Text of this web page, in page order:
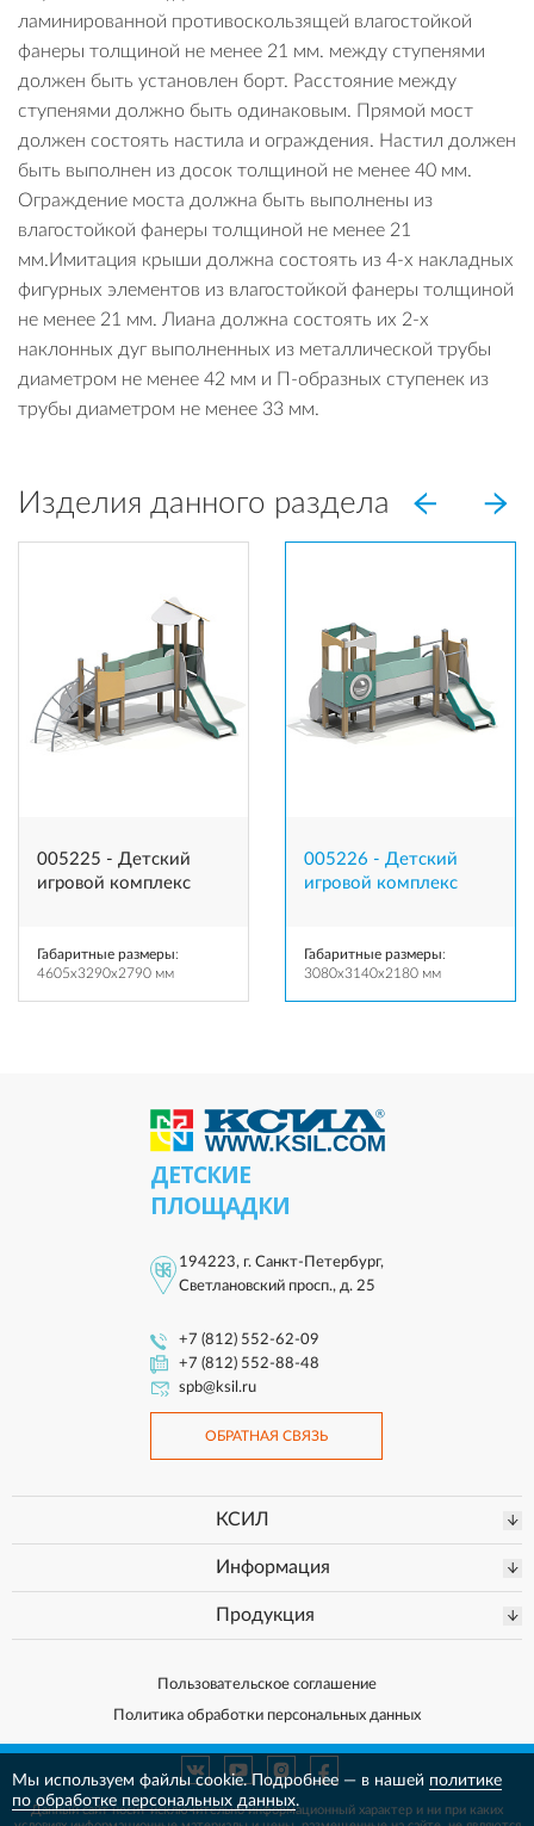
ламинированной противоскользящей влагостойкой
фанеры толщиной не менее 21 мм. между ступенями
должен быть установлен борт. Расстояние между
ступенями должно быть одинаковым. Прямой мост
должен состоять настила и ограждения. Настил должен
быть выполнен из досок толщиной не менее 40 мм.
Ограждение моста должна быть выполнены из
влагостойкой фанеры толщиной не менее 21
мм.Имитация крыши должна состоять из 4-х накладных
фигурных элементов из влагостойкой фанеры толщиной
не менее 21 мм. Лиана должна состоять их 2-х
наклонных дуг выполненных из металлической трубы
диаметром не менее 42 мм и П-образных ступенек из
трубы диаметром не менее 33 мм.
Изделия данного раздела
005225 - Детский
игровой комплекс
Габаритные размеры:
4605x3290x2790 мм
005226 - Детский
игровой комплекс
Габаритные размеры:
3080x3140x2180 мм
ДЕТСКИЕ
ПЛОЩАДКИ
194223, г. Санкт-Петербург,
Светлановский просп., д. 25
+7 (812) 552-62-09
+7 (812) 552-88-48
spb@ksil.ru
ОБРАТНАЯ СВЯЗЬ
КСИЛ
Информация
Продукция
Пользовательское соглашение
Политика обработки персональных данных
Данный сайт носит исключительно информационный характер и ни при каких
Мы используем файлы cookie. Подробнее — в нашей политике
по обработке персональных данных.